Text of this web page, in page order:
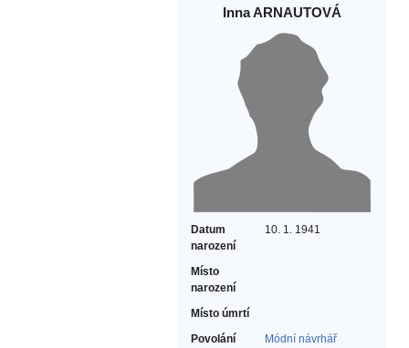
Inna ARNAUTOVÁ
Datum
narození
10. 1. 1941
Místo
narození
Místo úmrtí
Povolání
Módní návrhář‎